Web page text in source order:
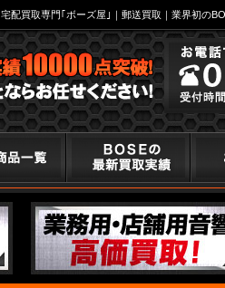
宅配買取専門｢ボーズ屋｣｜郵送買取｜業界初の